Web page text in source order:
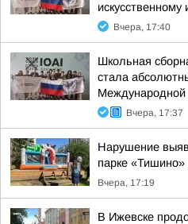
искусственному
Вчера, 17:40
Школьная
стала
Вчера, 17:37
Нарушение
парке
Вчера, 17:19
В Ижевске